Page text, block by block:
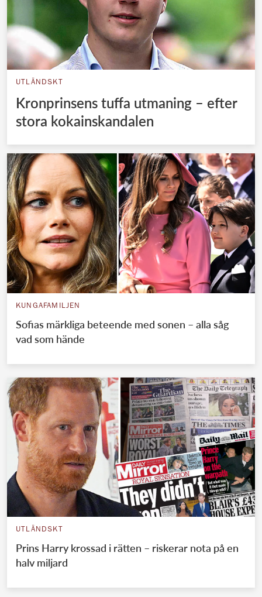
UTLÄNDSKT
Kronprinsens tuffa utmaning – efter
stora kokainskandalen
KUNGAFAMILJEN
Sofias märkliga beteende med sonen – alla såg
vad som hände
UTLÄNDSKT
Prins Harry krossad i rätten – riskerar nota på en
halv miljard